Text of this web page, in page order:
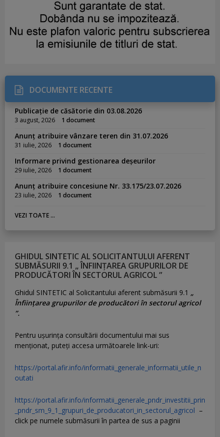
DOCUMENTE RECENTE
Publicație de căsătorie din 03.08.2026
3 august, 2026 1 document
Anunț atribuire vânzare teren din 31.07.2026
31 iulie, 2026 1 document
Informare privind gestionarea deșeurilor
29 iulie, 2026 1 document
Anunț atribuire concesiune Nr. 33.175/23.07.2026
23 iulie, 2026 1 document
VEZI TOATE ...
GHIDUL SINTETIC AL SOLICITANTULUI AFERENT
SUBMĂSURII 9.1 „ ÎNFIINȚAREA GRUPURILOR DE
PRODUCĂTORI ÎN SECTORUL AGRICOL ”
Ghidul SINTETIC al Solicitantului aferent submăsurii 9.1 „
Înființarea grupurilor de producători în sectorul agricol
”.
Pentru uşurinţa consultării documentului mai sus
menţionat, puteţi accesa următoarele link-uri:
https://portal.afir.info/informatii_generale_informatii_utile_n
outati
https://portal.afir.info/informatii_generale_pndr_investitii_prin
_pndr_sm_9_1_grupuri_de_producatori_in_sectorul_agricol –
click pe numele submăsurii în partea de sus a paginii